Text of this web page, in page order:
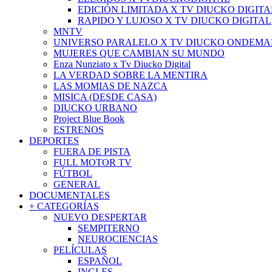
EDICIÓN LIMITADA X TV DIUCKO
RAPIDO Y LUJOSO X TV DIUCKO DIGITAL
MNTV
UNIVERSO PARALELO X TV DIUCKO
MUJERES QUE CAMBIAN SU MUNDO
Enza Nunziato x Tv Diucko Digital
LA VERDAD SOBRE LA MENTIRA
LAS MOMIAS DE NAZCA
MISICA (DESDE CASA)
DIUCKO URBANO
Project Blue Book
ESTRENOS
DEPORTES
FUERA DE PISTA
FULL MOTOR TV
FÚTBOL
GENERAL
DOCUMENTALES
+ CATEGORÍAS
NUEVO DESPERTAR
SEMPITERNO
NEUROCIENCIAS
PELÍCULAS
ESPAÑOL